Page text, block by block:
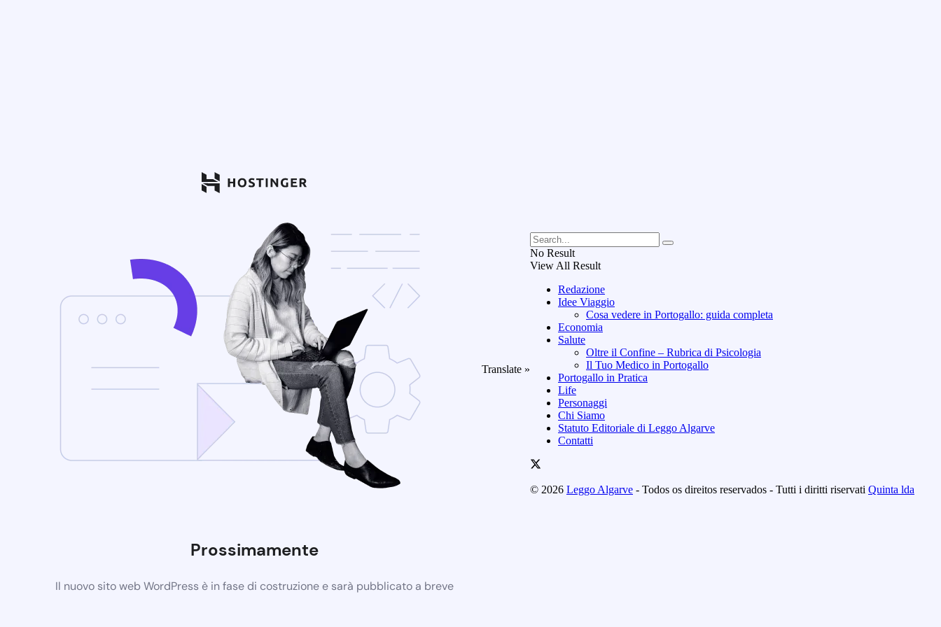
Prossimamente
Il nuovo sito web WordPress è in fase di costruzione e sarà pubblicato a breve
Translate »
No Result
View All Result
Redazione
Idee Viaggio
Cosa vedere in Portogallo: guida completa
Economia
Salute
Oltre il Confine – Rubrica di Psicologia
Il Tuo Medico in Portogallo
Portogallo in Pratica
Life
Personaggi
Chi Siamo
Statuto Editoriale di Leggo Algarve
Contatti
© 2026 Leggo Algarve - Todos os direitos reservados - Tutti i diritti riservati Quinta lda